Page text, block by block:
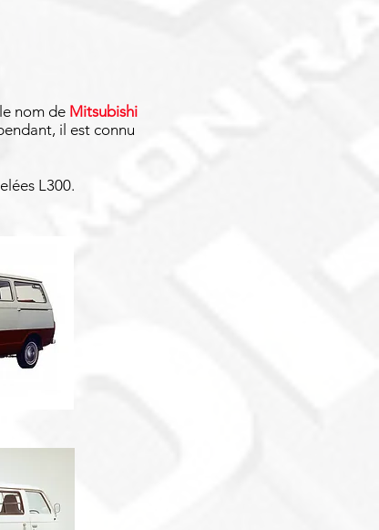
nom de Mitsubishi
il est connu
L300.